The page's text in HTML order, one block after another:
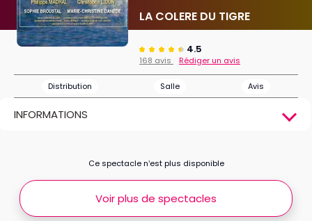
LA COLERE DU TIGRE
4.5
168 avis Rédiger un avis
Distribution Salle Avis
INFORMATIONS
Ce spectacle n’est plus disponible
Voir plus de spectacles